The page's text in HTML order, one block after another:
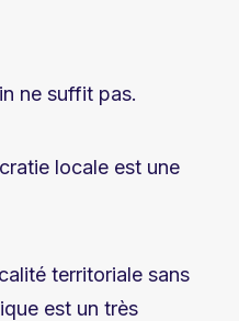
ne suffit pas.
locale est une
territoriale sans
est un très